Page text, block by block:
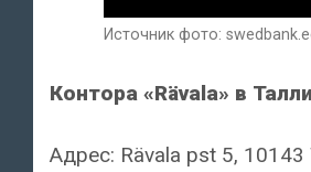
Источник фото:
Контора «Rävala» в
Адрес: Rävala pst 5, 10143